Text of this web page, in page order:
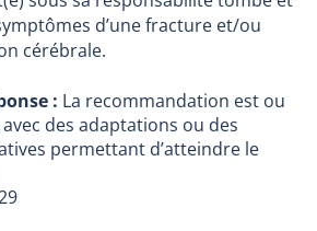
d’une fracture et/ou
cérébrale.
: La recommandation est ou
des adaptations ou des
permettant d’atteindre le